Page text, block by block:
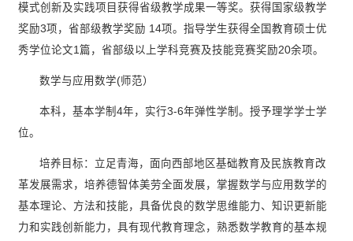
模式创新及实践项目获得省级教学成果一等奖。获得国家级教学
奖励3项，省部级教学奖励 14项。指导学生获得全国教育硕士优
秀学位论文1篇，省部级以上学科竞赛及技能竞赛奖励20余项。
数学与应用数学(师范）
本科，基本学制4年，实行3-6年弹性学制。授予理学学士学
位。
培养目标：立足青海，面向西部地区基础教育及民族教育改
革发展需求，培养德智体美劳全面发展，掌握数学与应用数学的
基本理论、方法和技能，具备优良的数学思维能力、知识更新能
力和实践创新能力，具有现代教育理念，熟悉数学教育的基本规